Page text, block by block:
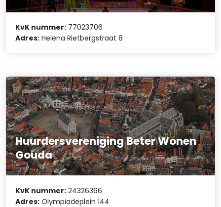
KvK nummer: 77023706
Adres: Helena Rietbergstraat 8
Huurdersvereniging Beter Wonen
Gouda
KvK nummer: 24326366
Adres: Olympiadeplein 144